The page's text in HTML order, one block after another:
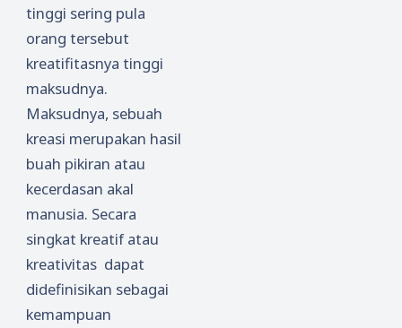
tinggi sering pula
orang tersebut
kreatifitasnya tinggi
maksudnya.
Maksudnya, sebuah
kreasi merupakan hasil
buah pikiran atau
kecerdasan akal
manusia. Secara
singkat kreatif atau
kreativitas dapat
didefinisikan sebagai
kemampuan